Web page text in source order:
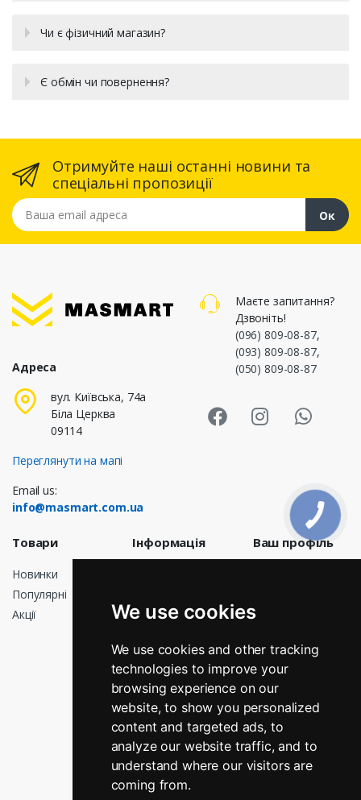
We use cookies
We use cookies and other tracking
technologies to improve your
browsing experience on our
website, to show you personalized
content and targeted ads, to
analyze our website traffic, and to
understand where our visitors are
coming from.
Чи є фізичний магазин?
Є обмін чи повернення?
Отримуйте наші останні новини та
спеціальні пропозиції
Ваша email адреса
Ок
Адреса
вул. Київська, 74а
Біла Церква
09114
Переглянути на мапі
Email us:
info@masmart.com.ua
Маєте запитання?
Дзвоніть!
(096) 809-08-87,
(093) 809-08-87,
(050) 809-08-87
Товари
Новинки
Популярні
Акції
Інформація
публічної
Про нас
Оплата
Повернення і
обмін
Графік роботи
Зв’яжіться з
нами
Магазини
Ваш профіль
Кредитні
Адреси
Мої сповіщення